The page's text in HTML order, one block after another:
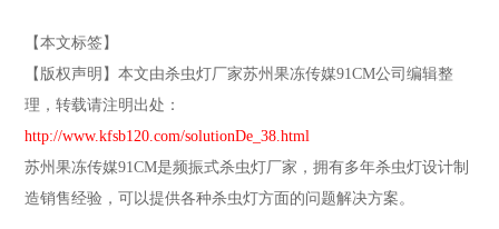
【本文标签】
【版权声明】本文由杀虫灯厂家苏州果冻传媒91CM公司编辑整
理，转载请注明出处：
http://www.kfsb120.com/solutionDe_38.html
苏州果冻传媒91CM是频振式杀虫灯厂家，拥有多年杀虫灯设计制
造销售经验，可以提供各种杀虫灯方面的问题解决方案。